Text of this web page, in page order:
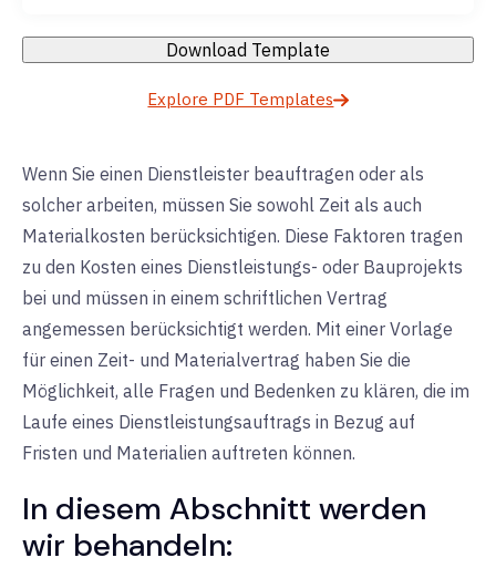
Download Template
Explore PDF Templates
Wenn Sie einen Dienstleister beauftragen oder als
solcher arbeiten, müssen Sie sowohl Zeit als auch
Materialkosten berücksichtigen. Diese Faktoren tragen
zu den Kosten eines Dienstleistungs- oder Bauprojekts
bei und müssen in einem schriftlichen Vertrag
angemessen berücksichtigt werden. Mit einer Vorlage
für einen Zeit- und Materialvertrag haben Sie die
Möglichkeit, alle Fragen und Bedenken zu klären, die im
Laufe eines Dienstleistungsauftrags in Bezug auf
Fristen und Materialien auftreten können.
In diesem Abschnitt werden
wir behandeln: